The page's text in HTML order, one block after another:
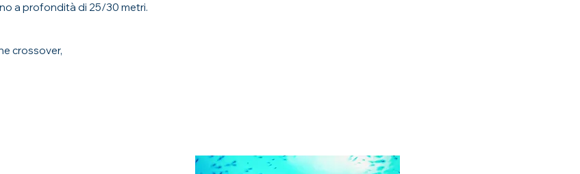
a profondità di 25/30 metri.
crossover,